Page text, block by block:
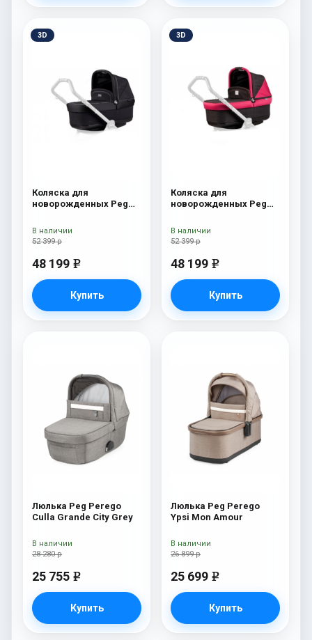
3D
Коляска для
новорожденных Peg
Pop-Up) Onyx
52 399 р
48 199 e
Купить
В наличии
3D
Коляска для
новорожденных Peg
Pop-Up) Fleur
52 399 р
48 199 e
Купить
В наличии
Люлька Peg Perego
Culla Grande City Grey
28 280 р
25 755 e
Купить
В наличии
Люлька Peg Perego
Ypsi Mon Amour
26 899 р
25 699 e
Купить
В наличии